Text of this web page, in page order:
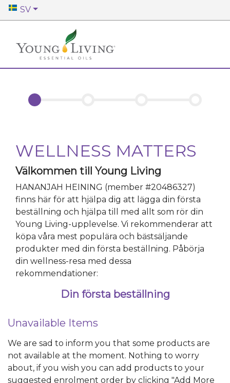
SV
WELLNESS MATTERS
Välkommen till Young Living
HANANJAH HEINING (member #20486327)
finns här för att hjälpa dig att lägga din första
beställning och hjälpa till med allt som rör din
Young Living-upplevelse. Vi rekommenderar att
köpa våra mest populära och bästsäljande
produkter med din första beställning. Påbörja
din wellness-resa med dessa
rekommendationer:
Din första beställning
Unavailable Items
We are sad to inform you that some products are
not available at the moment. Nothing to worry
about, if you wish you can add products to your
suggested enrolment order by clicking "Add More